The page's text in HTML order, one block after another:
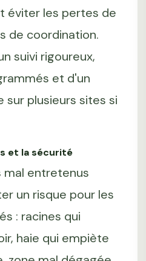
éviter les pertes de
de coordination.
suivi rigoureux,
et d'un
plusieurs sites si
et la sécurité
mal entretenus
un risque pour les
: racines qui
haie qui empiète